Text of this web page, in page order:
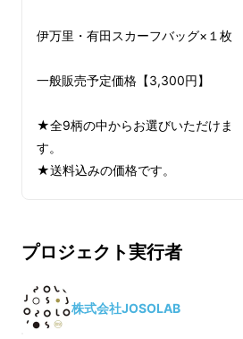
みませんか。
伊万里・有田スカーフバッグ×１枚
一般販売予定価格【3,300円】
★全9柄の中からお選びいただけま
す。
★送料込みの価格です。
承っておりません。
※不良品の場合、商品到着日より７日
以内であれば返品・交換を承ります。
※注文後のキャンセルはご遠慮くださ
プロジェクト実行者
株式会社JOSOLAB